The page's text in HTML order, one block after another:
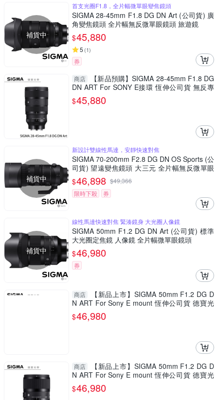
補貨中
首支光圈F1.8，全片幅微單眼變焦鏡頭
SIGMA 28-45mm F1.8 DG DN Art (公司貨) 廣
角變焦鏡頭 全片幅無反微單眼鏡頭 旅遊鏡
$45,880
5 (1)
券
商店
【新品預購】SIGMA 28-45mm F1.8 DG
DN ART For SONY E接環 恆伸公司貨 無反專
用 德寶光學
$45,880
補貨中
新設計雙線性馬達，安靜快速對焦
SIGMA 70-200mm F2.8 DG DN OS Sports (公
司貨) 望遠變焦鏡頭 大三元 全片幅無反微單眼
鏡頭
$46,898 $49,366
限時下殺
券
補貨中
線性馬達快速對焦 緊湊鏡身 大光圈人像鏡
SIGMA 50mm F1.2 DG DN Art (公司貨) 標準
大光圈定焦鏡 人像鏡 全片幅微單眼鏡頭
$46,980
券
商店
【新品上市】SIGMA 50mm F1.2 DG D
N ART For Sony E mount 恆伸公司貨 德寶光
學 定焦 大光圈 人像
$46,980
商店
【新品上市】SIGMA 50mm F1.2 DG D
N ART For Sony E mount 恆伸公司貨 德寶光
學 定焦 大光圈 人像
$46,980